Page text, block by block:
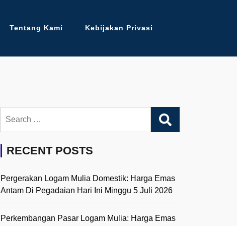
Tentang Kami Kebijakan Privasi
for:
RECENT POSTS
Pergerakan Logam Mulia Domestik: Harga Emas
Antam Di Pegadaian Hari Ini Minggu 5 Juli 2026
Perkembangan Pasar Logam Mulia: Harga Emas